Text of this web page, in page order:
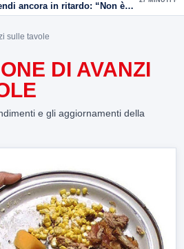
ancora in ritardo: “Non è
sulle tavole
DI AVANZI
e gli aggiornamenti della